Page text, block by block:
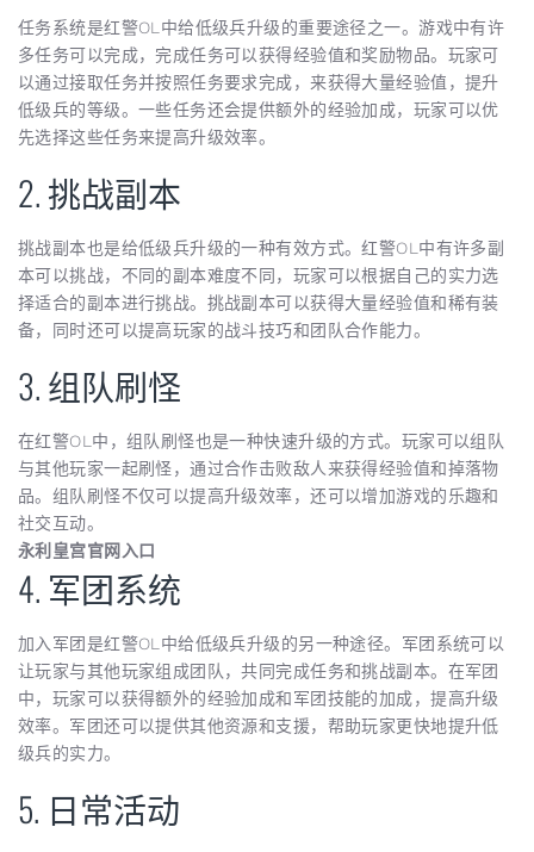
任务系统是红警OL中给低级兵升级的重要途径之一。游戏中有许
多任务可以完成，完成任务可以获得经验值和奖励物品。玩家可
以通过接取任务并按照任务要求完成，来获得大量经验值，提升
低级兵的等级。一些任务还会提供额外的经验加成，玩家可以优
先选择这些任务来提高升级效率。
2. 挑战副本
挑战副本也是给低级兵升级的一种有效方式。红警OL中有许多副
本可以挑战，不同的副本难度不同，玩家可以根据自己的实力选
择适合的副本进行挑战。挑战副本可以获得大量经验值和稀有装
备，同时还可以提高玩家的战斗技巧和团队合作能力。
3. 组队刷怪
在红警OL中，组队刷怪也是一种快速升级的方式。玩家可以组队
与其他玩家一起刷怪，通过合作击败敌人来获得经验值和掉落物
品。组队刷怪不仅可以提高升级效率，还可以增加游戏的乐趣和
社交互动。
永利皇宫官网入口
4. 军团系统
加入军团是红警OL中给低级兵升级的另一种途径。军团系统可以
让玩家与其他玩家组成团队，共同完成任务和挑战副本。在军团
中，玩家可以获得额外的经验加成和军团技能的加成，提高升级
效率。军团还可以提供其他资源和支援，帮助玩家更快地提升低
级兵的实力。
5. 日常活动